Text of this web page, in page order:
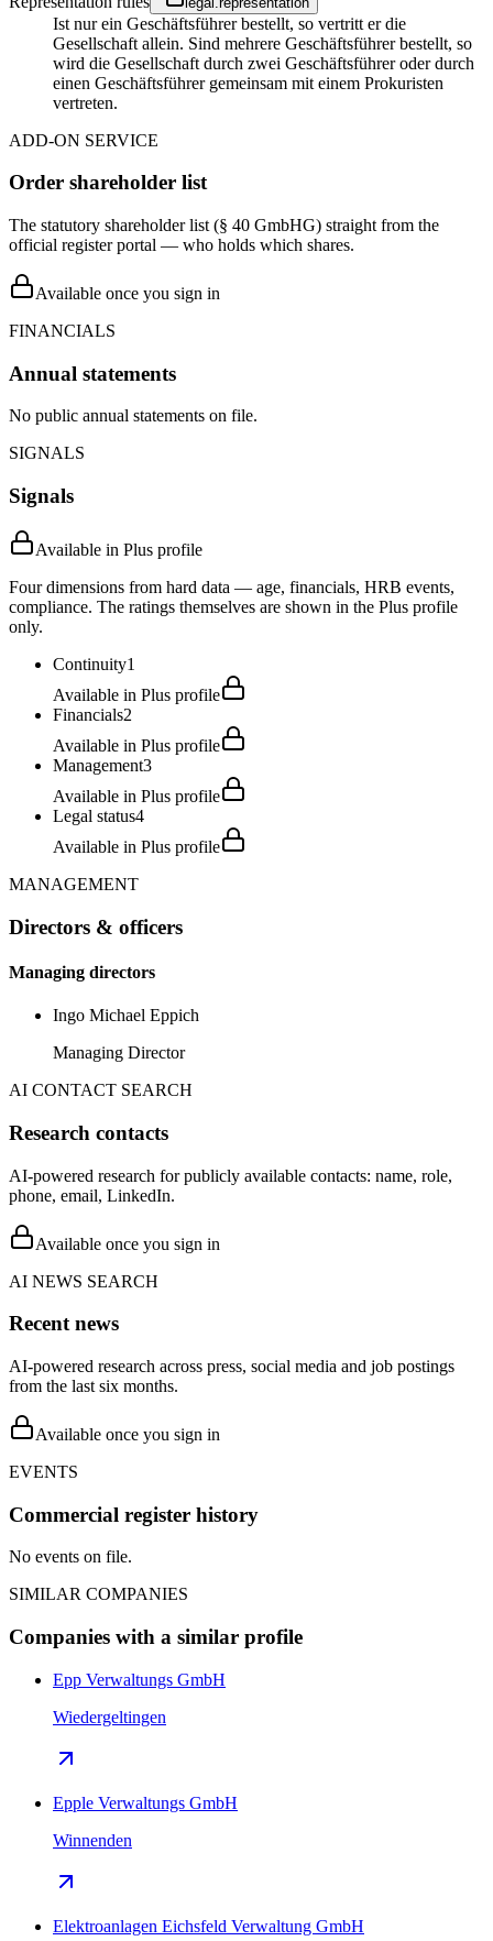
Ist nur ein Geschäftsführer bestellt, so vertritt er die
Gesellschaft allein. Sind mehrere Geschäftsführer bestellt, so
wird die Gesellschaft durch zwei Geschäftsführer oder durch
einen Geschäftsführer gemeinsam mit einem Prokuristen
vertreten.
ADD-ON SERVICE
Order shareholder list
The statutory shareholder list (§ 40 GmbHG) straight from the
official register portal — who holds which shares.
Available once you sign in
FINANCIALS
Annual statements
No public annual statements on file.
SIGNALS
Signals
Available in Plus profile
Four dimensions from hard data — age, financials, HRB events,
compliance. The ratings themselves are shown in the Plus profile
only.
Continuity1
Available in Plus profile
Financials2
Available in Plus profile
Management3
Available in Plus profile
Legal status4
Available in Plus profile
MANAGEMENT
Directors & officers
Managing directors
Ingo Michael Eppich
Managing Director
AI CONTACT SEARCH
Research contacts
AI-powered research for publicly available contacts: name, role,
phone, email, LinkedIn.
Available once you sign in
AI NEWS SEARCH
Recent news
AI-powered research across press, social media and job postings
from the last six months.
Available once you sign in
EVENTS
Commercial register history
No events on file.
SIMILAR COMPANIES
Companies with a similar profile
Epp Verwaltungs GmbH
Wiedergeltingen
Epple Verwaltungs GmbH
Winnenden
Elektroanlagen Eichsfeld Verwaltung GmbH